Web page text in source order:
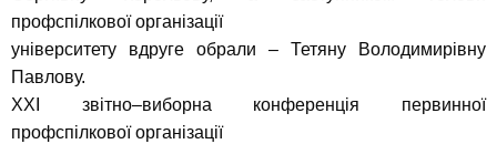
профспілкової організації
університету вдруге обрали – Тетяну Володимирівну
Павлову.
ХХІ звітно–виборна конференція первинної
профспілкової організації